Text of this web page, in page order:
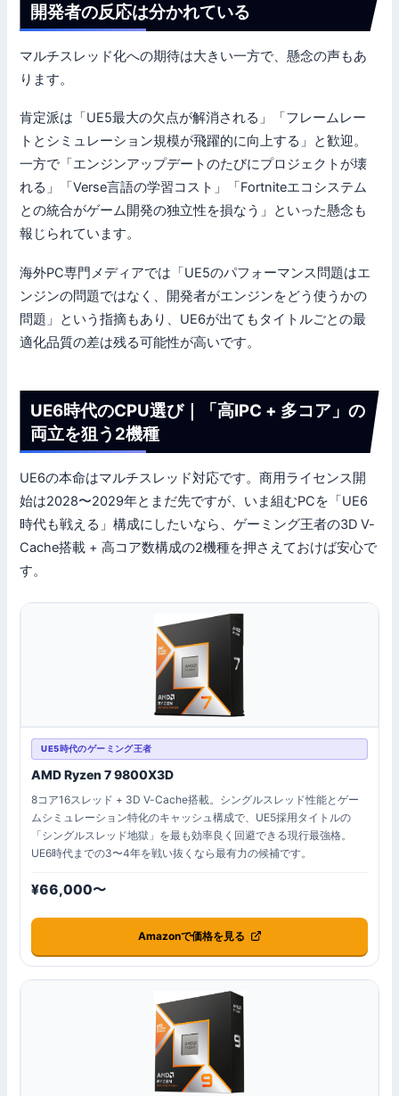
開発者の反応は分かれている
マルチスレッド化への期待は大きい一方で、懸念の声もあ
ります。
肯定派は「UE5最大の欠点が解消される」「フレームレー
トとシミュレーション規模が飛躍的に向上する」と歓迎。
一方で「エンジンアップデートのたびにプロジェクトが壊
れる」「Verse言語の学習コスト」「Fortniteエコシステム
との統合がゲーム開発の独立性を損なう」といった懸念も
報じられています。
海外PC専門メディアでは「UE5のパフォーマンス問題はエ
ンジンの問題ではなく、開発者がエンジンをどう使うかの
問題」という指摘もあり、UE6が出てもタイトルごとの最
適化品質の差は残る可能性が高いです。
UE6時代のCPU選び｜「高IPC + 多コア」の
両立を狙う2機種
UE6の本命はマルチスレッド対応です。商用ライセンス開
始は2028〜2029年とまだ先ですが、いま組むPCを「UE6
時代も戦える」構成にしたいなら、ゲーミング王者の3D V-
Cache搭載 + 高コア数構成の2機種を押さえておけば安心で
す。
UE5時代のゲーミング王者
AMD Ryzen 7 9800X3D
8コア16スレッド + 3D V-Cache搭載。シングルスレッド性能とゲー
ムシミュレーション特化のキャッシュ構成で、UE5採用タイトルの
「シングルスレッド地獄」を最も効率良く回避できる現行最強格。
UE6時代までの3〜4年を戦い抜くなら最有力の候補です。
¥66,000〜
Amazonで価格を見る